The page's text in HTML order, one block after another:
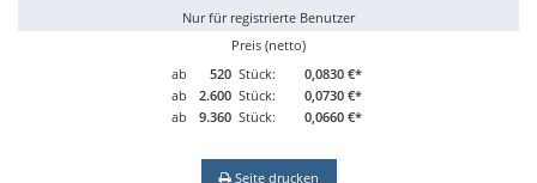
Nur für registrierte Benutzer
Preis (netto)
ab
520 Stück:
0,0830 €*
ab
2.600 Stück:
0,0730 €*
ab
9.360 Stück: 0,0660 €*
Seite drucken